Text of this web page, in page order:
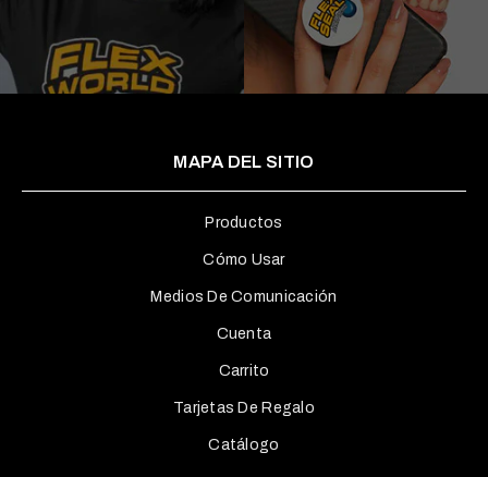
MAPA DEL SITIO
Productos
Cómo Usar
Medios De Comunicación
Cuenta
Carrito
Tarjetas De Regalo
Catálogo